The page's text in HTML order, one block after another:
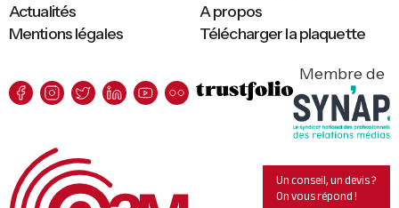
Mentions légales Télécharger la plaquette
Actualités
A propos
Membre de
Un conseil, un devis ?
On vous répond !